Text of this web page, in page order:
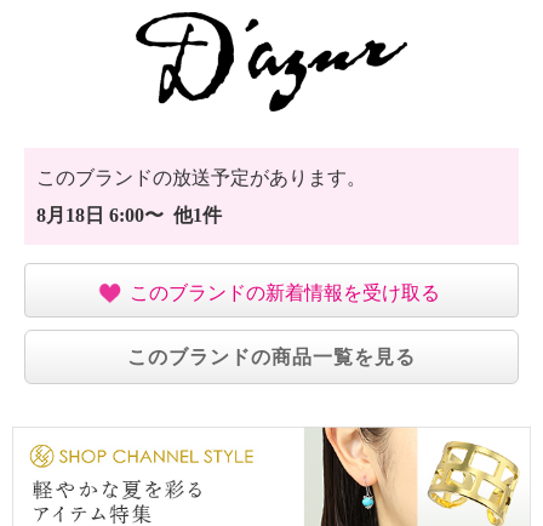
このブランドの放送予定があります。
8月18日 6:00〜 他1件
このブランドの新着情報を受け取る
このブランドの商品一覧を見る